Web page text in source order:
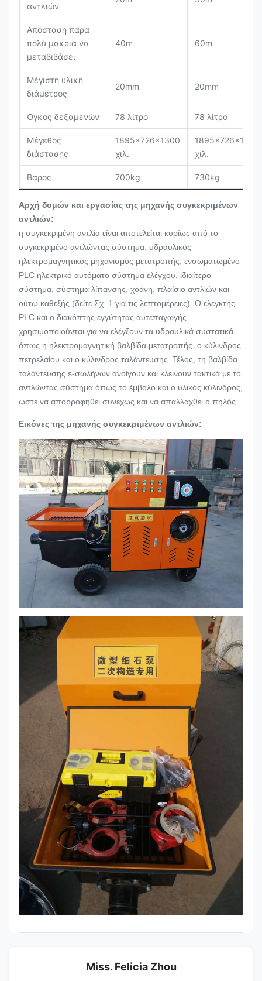
αντλιών
Απόσταση πάρα
πολύ μακριά να
μεταβιβάσει
40m 60m
Μέγιστη υλική
διάμετρος
20mm 20mm
Όγκος δεξαμενών 78 λίτρο 78 λίτρο
Μέγεθος
διάστασης
1895×726×1300
χιλ.
1895×726×1300
χιλ.
Βάρος 700kg 730kg
Αρχή δομών και εργασίας της μηχανής συγκεκριμένων
αντλιών:
η συγκεκριμένη αντλία είναι αποτελείται κυρίως από το
συγκεκριμένο αντλώντας σύστημα, υδραυλικός
ηλεκτρομαγνητικός μηχανισμός μετατροπής, ενσωματωμένο
PLC ηλεκτρικό αυτόματο σύστημα ελέγχου, ιδιαίτερο
σύστημα, σύστημα λίπανσης, χοάνη, πλαίσιο αντλιών και
ούτω καθεξής (δείτε Σχ. 1 για τις λεπτομέρειες). Ο ελεγκτής
PLC και ο διακόπτης εγγύτητας αυτεπαγωγής
χρησιμοποιούνται για να ελέγξουν τα υδραυλικά συστατικά
όπως η ηλεκτρομαγνητική βαλβίδα μετατροπής, ο κύλινδρος
πετρελαίου και ο κύλινδρος ταλάντευσης. Τέλος, τη βαλβίδα
ταλάντευσης s-σωλήνων ανοίγουν και κλείνουν τακτικά με το
αντλώντας σύστημα όπως το έμβολο και ο υλικός κύλινδρος,
ώστε να απορροφηθεί συνεχώς και να απαλλαχθεί ο πηλός.
Εικόνες της μηχανής συγκεκριμένων αντλιών:
Miss. Felicia Zhou